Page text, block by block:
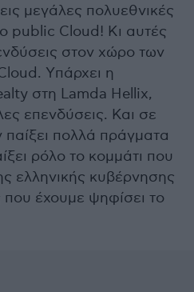
μεγάλες πολυεθνικές
public Cloud! Κι αυτές
στον χώρο των
Yπάρχει η
στη Lamda Hellix,
επενδύσεις. Και σε
παίξει πολλά πράγματα
ρόλο το κομμάτι που
ελληνικής κυβέρνησης
έχουμε ψηφίσει το